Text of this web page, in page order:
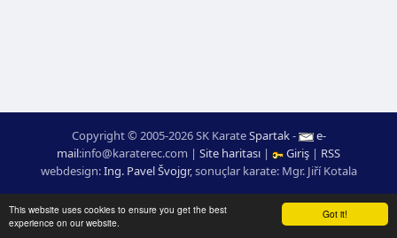
Got it!
This website uses cookies to ensure you get the best
experience on our website.
Copyright © 2005-2026 SK KarateSpartak-
e-
mail:moc.ceretarak@ofni | Site haritası | Giriş | RSS
webdesign:Ing. Pavel Švojgr,sonuçlar karate: Mgr. Jiří Kotala